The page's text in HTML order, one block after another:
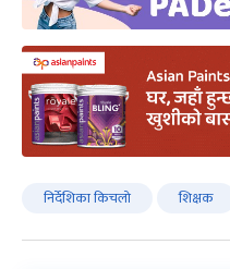
निर्देशिका किचलो शिक्षक